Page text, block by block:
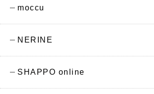
moccu
NERINE
SHAPPO online